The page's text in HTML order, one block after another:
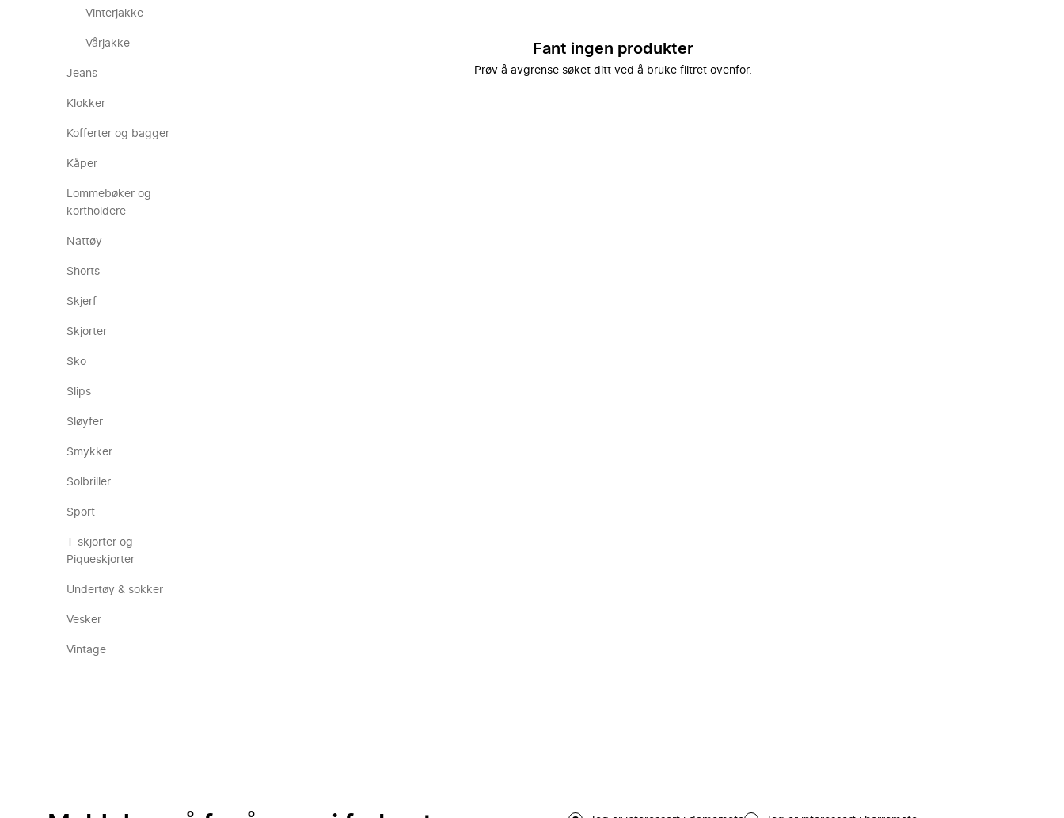
Vinterjakke
Vårjakke
Jeans
Klokker
Kofferter og bagger
Kåper
Lommebøker og
kortholdere
Nattøy
Shorts
Skjerf
Skjorter
Sko
Slips
Sløyfer
Smykker
Solbriller
Sport
T-skjorter og
Piqueskjorter
Undertøy & sokker
Vesker
Vintage
Fant ingen produkter
Prøv å avgrense søket ditt ved å bruke filtret ovenfor.